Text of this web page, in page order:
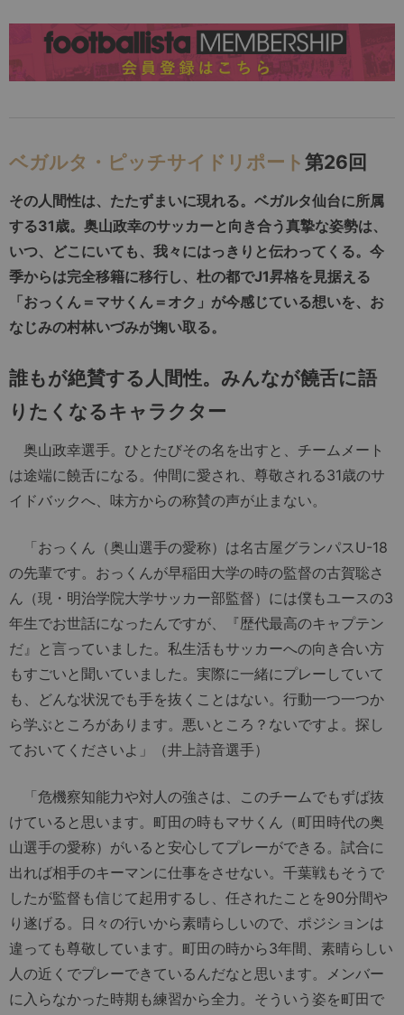
ベガルタ・ピッチサイドリポート 第26回
その人間性は、たたずまいに現れる。ベガルタ仙台に所属
する31歳。奥山政幸のサッカーと向き合う真摯な姿勢は、
いつ、どこにいても、我々にはっきりと伝わってくる。今
季からは完全移籍に移行し、杜の都でJ1昇格を見据える
「おっくん＝マサくん＝オク」が今感じている想いを、お
なじみの村林いづみが掬い取る。
誰もが絶賛する人間性。みんなが饒舌に語
りたくなるキャラクター
奥山政幸選手。ひとたびその名を出すと、チームメート
は途端に饒舌になる。仲間に愛され、尊敬される31歳のサ
イドバックへ、味方からの称賛の声が止まない。
「おっくん（奥山選手の愛称）は名古屋グランパスU-18
の先輩です。おっくんが早稲田大学の時の監督の古賀聡さ
ん（現・明治学院大学サッカー部監督）には僕もユースの3
年生でお世話になったんですが、『歴代最高のキャプテン
だ』と言っていました。私生活もサッカーへの向き合い方
もすごいと聞いていました。実際に一緒にプレーしていて
も、どんな状況でも手を抜くことはない。行動一つ一つか
ら学ぶところがあります。悪いところ？ないですよ。探し
ておいてくださいよ」（井上詩音選手）
「危機察知能力や対人の強さは、このチームでもずば抜
けていると思います。町田の時もマサくん（町田時代の奥
山選手の愛称）がいると安心してプレーができる。試合に
出れば相手のキーマンに仕事をさせない。千葉戦もそうで
したが監督も信じて起用するし、任されたことを90分間や
り遂げる。日々の行いから素晴らしいので、ポジションは
違っても尊敬しています。町田の時から3年間、素晴らしい
人の近くでプレーできているんだなと思います。メンバー
に入らなかった時期も練習から全力。そういう姿を町田で